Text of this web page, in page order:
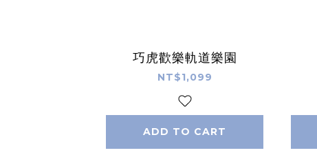
巧虎歡樂軌道樂園
NT$1,099
ADD TO CART